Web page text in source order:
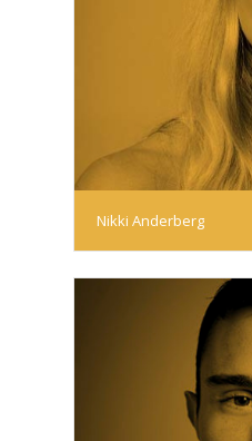
Nikki Anderberg